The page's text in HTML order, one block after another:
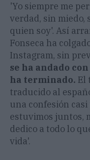
'Yo siempre me
verdad, sin miedo,
quien soy'. Así
Fonseca ha
Instagram, sin
se ha andado
ha terminado. El
traducido al
una confesión
estuvimos juntos,
dedico a todo lo
vida'.